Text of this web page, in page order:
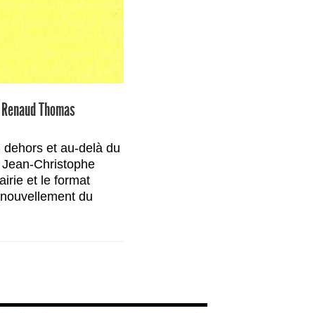
Renaud Thomas
et au-delà du
Christophe
et le format
du